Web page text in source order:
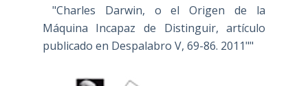
"Charles Darwin, o el Origen de la
Máquina Incapaz de Distinguir, artículo
publicado en Despalabro V, 69-86. 2011""